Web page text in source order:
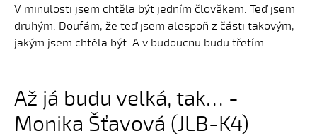
V minulosti jsem chtěla být jedním člověkem. Teď jsem
druhým. Doufám, že teď jsem alespoň z části takovým,
jakým jsem chtěla být. A v budoucnu budu třetím.
Až já budu velká, tak… -
Monika Šťavová (JLB-K4)